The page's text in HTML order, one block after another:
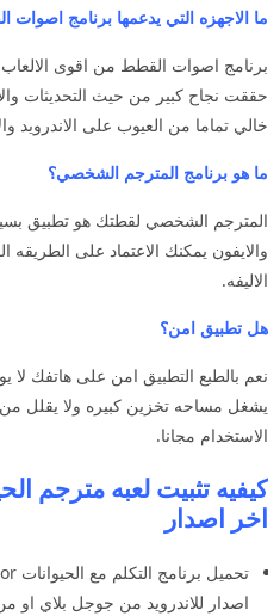
ما الاجهزه التي يدعمها برنامج اصوات
برنامج اصوات القطط من اقوى الالعاب
حققت نجاح كبير من حيث التحديثات
خالي تماما من العيوب على الاندرويد
ما هو برنامج المترجم الشخصي؟
المترجم الشخصي لقطتك هو تطبيق
والايفون يمكنك الاعتماد على الطريقه
الاليفه.
هل تطبيق امن؟
نعم بالطبع التطبيق امن على هاتفك لا
يشغل مساحه تخزين كبيره ولا يقلل من
الاستخدام مجانا.
اخر اصدار
اصدار للاندرويد من جوجل بلاي او